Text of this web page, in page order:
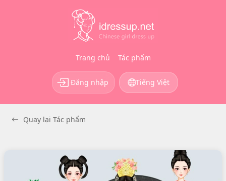
Trang chủ Tác phẩm
Đăng nhập Tiếng Việt
Quay lại Tác phẩm